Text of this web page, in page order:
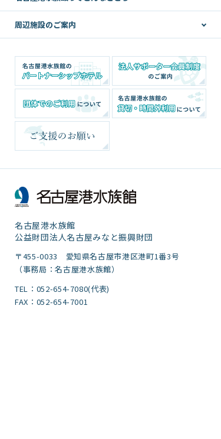
周辺施設のご案内
名古屋港水族館
公益財団法人名古屋みなと振興財団
〒455-0033 愛知県名古屋市港区港町1番3号
（事務局：名古屋港水族館）
TEL：052-654-7080(代表)
FAX：052-654-7001